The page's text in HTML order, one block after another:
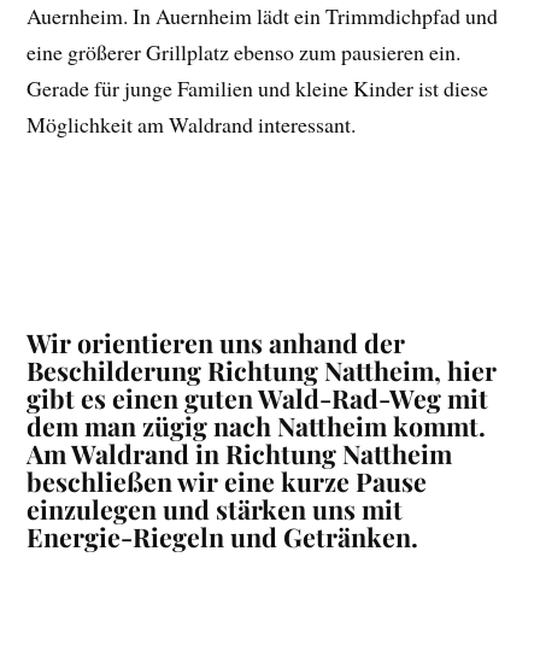
Auernheim. In Auernheim lädt ein Trimmdichpfad und
eine größerer Grillplatz ebenso zum pausieren ein.
Gerade für junge Familien und kleine Kinder ist diese
Möglichkeit am Waldrand interessant.
Wir orientieren uns anhand der
Beschilderung Richtung Nattheim, hier
gibt es einen guten Wald-Rad-Weg mit
dem man zügig nach Nattheim kommt.
Am Waldrand in Richtung Nattheim
beschließen wir eine kurze Pause
einzulegen und stärken uns mit
Energie-Riegeln und Getränken.